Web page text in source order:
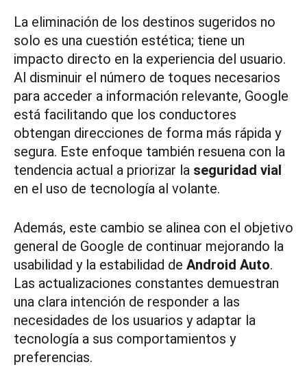
La eliminación de los destinos sugeridos no
solo es una cuestión estética; tiene un
impacto directo en la experiencia del usuario.
Al disminuir el número de toques necesarios
para acceder a información relevante, Google
está facilitando que los conductores
obtengan direcciones de forma más rápida y
segura. Este enfoque también resuena con la
tendencia actual a priorizar la seguridad vial
en el uso de tecnología al volante.
Además, este cambio se alinea con el objetivo
general de Google de continuar mejorando la
usabilidad y la estabilidad de Android Auto.
Las actualizaciones constantes demuestran
una clara intención de responder a las
necesidades de los usuarios y adaptar la
tecnología a sus comportamientos y
preferencias.